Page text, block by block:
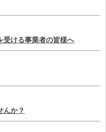
受ける事業者の皆様へ
んか？